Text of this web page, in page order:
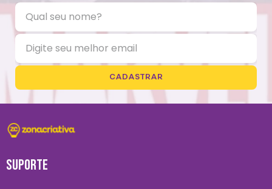
CADASTRAR
SUPORTE